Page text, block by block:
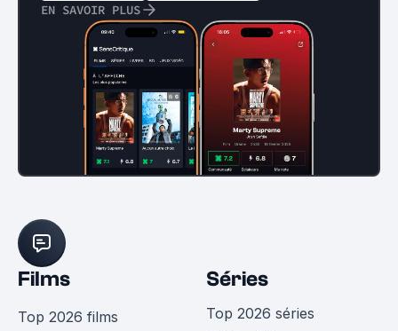
EN SAVOIR PLUS
Films
Top 2026 films
Séries
Top 2026 séries